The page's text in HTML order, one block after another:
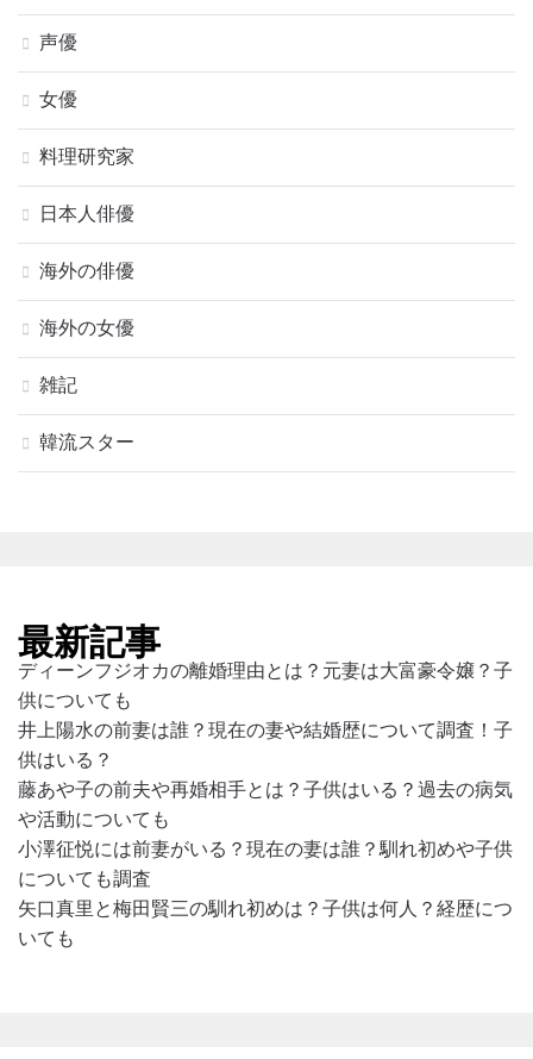
声優
女優
料理研究家
日本人俳優
海外の俳優
海外の女優
雑記
韓流スター
最新記事
ディーンフジオカの離婚理由とは？元妻は大富豪令嬢？子
供についても
井上陽水の前妻は誰？現在の妻や結婚歴について調査！子
供はいる？
藤あや子の前夫や再婚相手とは？子供はいる？過去の病気
や活動についても
小澤征悦には前妻がいる？現在の妻は誰？馴れ初めや子供
についても調査
矢口真里と梅田賢三の馴れ初めは？子供は何人？経歴につ
いても